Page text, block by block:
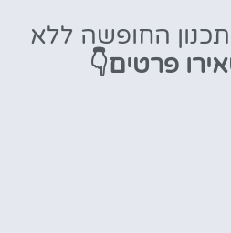
החופשה ללא
פרטים👇